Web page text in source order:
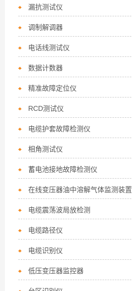
漏抗测试仪
调制解调器
电话线测试仪
数据计数器
精准故障定位仪
RCD测试仪
电缆护套故障检测仪
相角测试仪
蓄电池接地故障检测仪
在线变压器油中溶解气体监测装置
电缆震荡波局放检测
电缆路径仪
电缆识别仪
低压变压器监控器